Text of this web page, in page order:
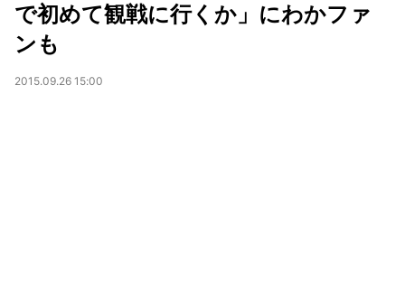
で初めて観戦に行くか」にわかファ
ンも
2015.09.26 15:00